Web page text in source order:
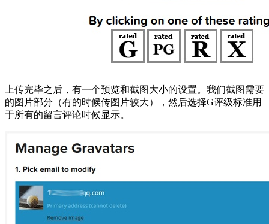
上传完毕之后，有一个预览和截图大小的设置。我们截图需要
的图片部分（有的时候传图片较大），然后选择G评级标准用
于所有的留言评论时候显示。